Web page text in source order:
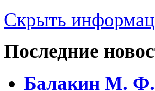
Скрыть
Последние
Балакин М. Ф.